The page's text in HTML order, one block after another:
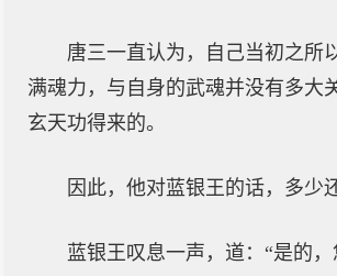
唐三一直认为，自己当初之所
满魂力，与自身的武魂并没有多大
玄天功得来的。
因此，他对蓝银王的话，多少
蓝银王叹息一声，道：“是的，